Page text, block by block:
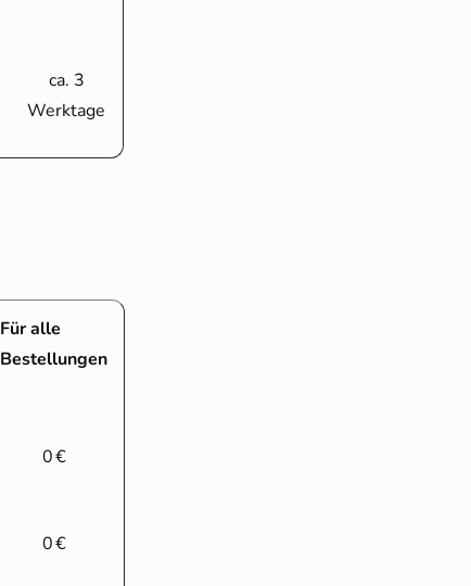
ca. 3
Werktage
Für alle
Bestellungen
0 €
0 €